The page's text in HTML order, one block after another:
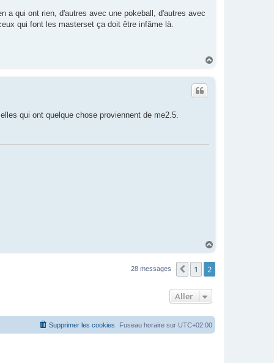
a qui ont rien, d'autres avec une pokeball, d'autres avec
qui font les masterset ça doit être infâme là.
qui ont quelque chose proviennent de me2.5.
u
28 messages Précédent
1 2
Aller
Fuseau horaire sur UTC+02:00
Supprimer les cookies